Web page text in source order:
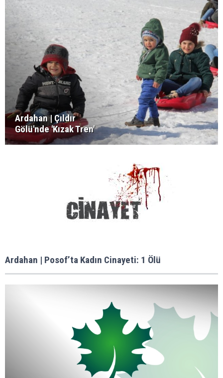
Ardahan | Çıldır
Gölü'nde 'Kızak Tren'
Ardahan | Posof’ta Kadın Cinayeti: 1 Ölü